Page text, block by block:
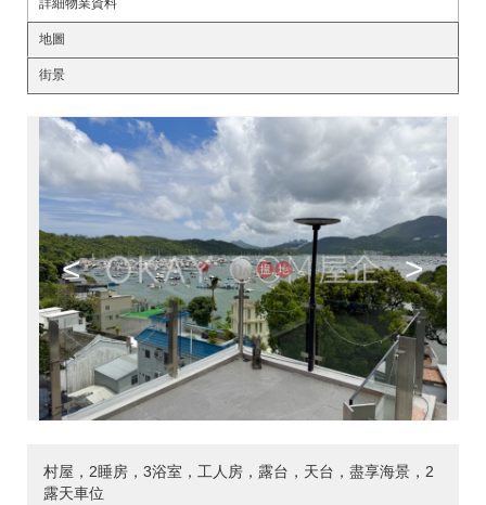
詳細物業資料
地圖
街景
< >
村屋，2睡房，3浴室，工人房，露台，天台，盡享海景，2
露天車位